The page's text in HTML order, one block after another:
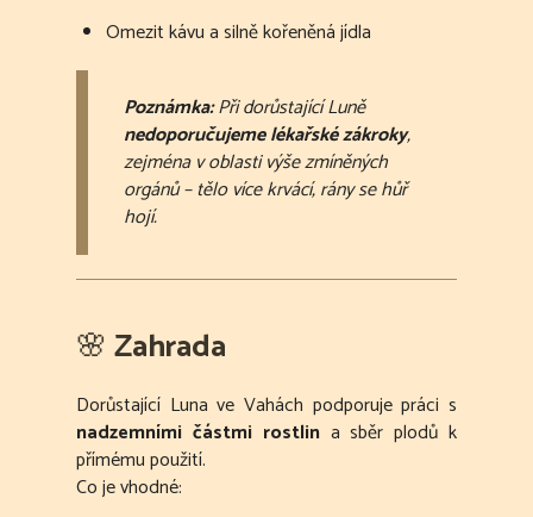
Omezit kávu a silně kořeněná jídla
Poznámka:Při dorůstající Luně
nedoporučujeme lékařské zákroky,
zejména v oblasti výše zmíněných
orgánů – tělo více krvácí, rány se hůř
hojí.
🌸 Zahrada
Dorůstající Luna ve Vahách podporuje práci s
nadzemními částmi rostlina sběr plodů k
přímému použití.
Co je vhodné: